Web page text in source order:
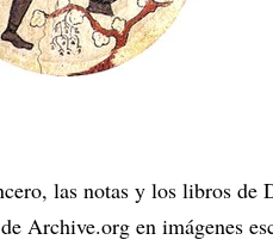
las notas y los libros de
Archive.org en imágenes